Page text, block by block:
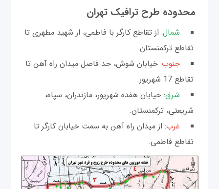
محدوده طرح ترافیک تهران
شمال: از تقاطع کارگر با فاطمی، از شهید مطهری تا
تقاطع ترکمنستان.
جنوب: خیابان شوش، حد فاصل میدان راه آهن تا
تقاطع 17 شهریور.
شرق: خیابان هفده شهریور، مازندران، سپاه،
شریعتی، ترکمنستان.
غرب: از میدان راه آهن به سمت خیابان کارگر تا
تقاطع فاطمی.